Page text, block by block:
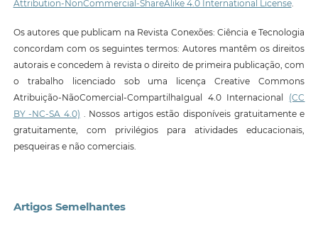
Attribution-NonCommercial-ShareAlike 4.0 International License.
Os autores que publicam na Revista Conexões: Ciência e Tecnologia
concordam com os seguintes termos: Autores mantêm os direitos
autorais e concedem à revista o direito de primeira publicação, com
o trabalho licenciado sob uma licença Creative Commons
Atribuição-NãoComercial-CompartilhaIgual 4.0 Internacional (CC
BY -NC-SA 4.0) . Nossos artigos estão disponíveis gratuitamente e
gratuitamente, com privilégios para atividades educacionais,
pesqueiras e não comerciais.
Artigos Semelhantes